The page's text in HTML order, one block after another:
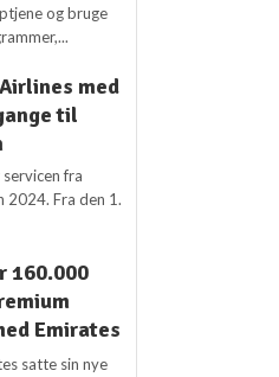
og bruge
med
til
fra
2024. Fra den 1.
160.000
Emirates
satte sin nye